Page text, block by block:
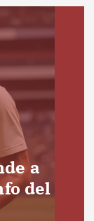
a
del